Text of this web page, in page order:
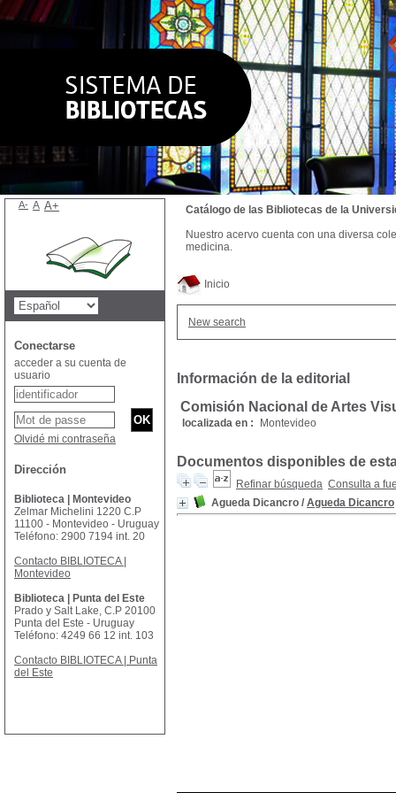
Inicio
New search
Información de la editorial
Comisión Nacional de Artes
localizada en : Montevideo
Documentos disponibles de
Refinar búsqueda Consulta a
Agueda Dicancro / Agueda Dicancro
Catálogo de las Bibliotecas de la
Nuestro acervo cuenta con una diversa
medicina.
A- A A+
Conectarse
acceder a su cuenta de
usuario
Olvidé mi contraseña
Dirección
Biblioteca | Montevideo
Zelmar Michelini 1220 C.P
11100 - Montevideo - Uruguay
Teléfono: 2900 7194 int. 20
Contacto BIBLIOTECA |
Montevideo
Biblioteca | Punta del Este
Prado y Salt Lake, C.P 20100
Punta del Este - Uruguay
Teléfono: 4249 66 12 int. 103
Contacto BIBLIOTECA | Punta
del Este